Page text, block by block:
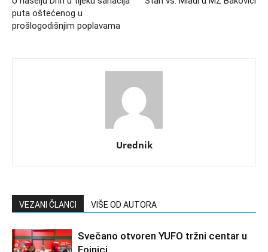
puta oštećenog u
prošlogodišnjim poplavama
Urednik
VEZANI ČLANCI VIŠE OD AUTORA
Svečano otvoren YUFO tržni centar u